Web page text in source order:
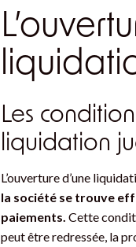
Les
liquidation
L’ouverture d’une
la société se trouve
paiements. Cette
peut être redressée, la